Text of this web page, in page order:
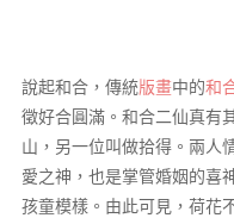
說起和合，傳統版畫中的和
徵好合圓滿。和合二仙真有
山，另一位叫做拾得。兩人
愛之神，也是掌管婚姻的喜
孩童模樣。由此可見，荷花